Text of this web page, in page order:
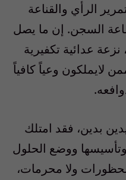
الرأي والقناعة
السجن. إن ما يصل
نزعة عدائية تكفيرية
لايملكون وعياً كافياً
بدين، فقد امتلك
ووضع الحلول
ولا محرمات،